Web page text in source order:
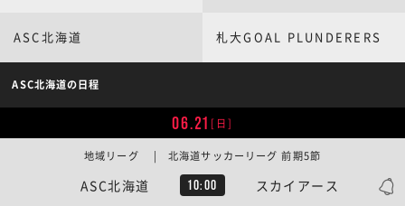
ASC北海道 札大GOAL PLUNDERERS
ASC北海道の日程
06.21 [日]
ASC北海道 10:00 スカイアース
地域リーグ | 北海道サッカーリーグ 前期5節